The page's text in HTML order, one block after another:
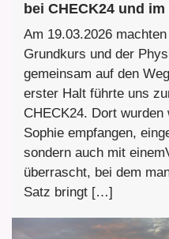
bei CHECK24 und
Am 19.03.2026
Grundkurs und der
gemeinsam auf den
erster Halt führte uns
CHECK24. Dort
Sophie empfangen,
sondern auch mit
überrascht, bei dem
Satz bringt […]